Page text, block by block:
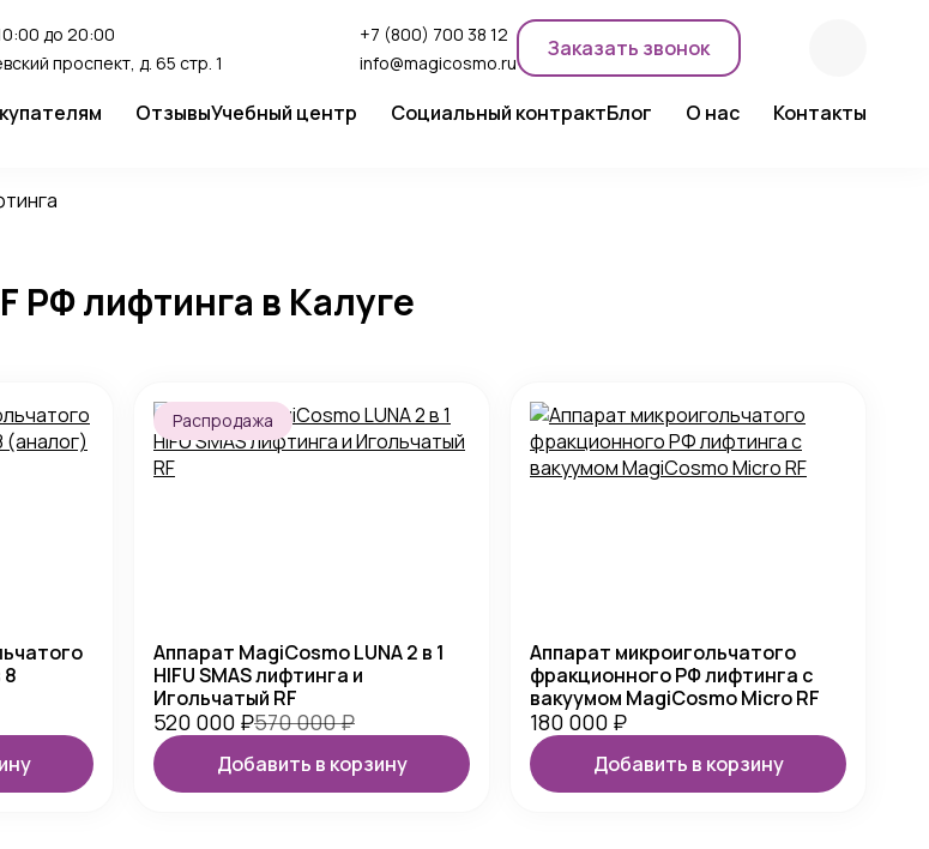
до 20:00
проспект, д. 65 стр. 1
+7 (800) 700 38 12
info@magicosmo.ru
Заказать звонок
Доставка и оплата
FAQ
ОтзывыУчебный центр Социальный контрактБлог О нас Контакты
РФ лифтинга в Калуге
Распродажа
Аппарат MagiCosmo LUNA 2 в 1
HIFU SMAS лифтинга и
Игольчатый RF
520 000 ₽570 000₽
Добавить в корзину
Аппарат микроигольчатого
фракционного РФ лифтинга с
вакуумом MagiCosmo Micro RF
180 000 ₽
Добавить в корзину